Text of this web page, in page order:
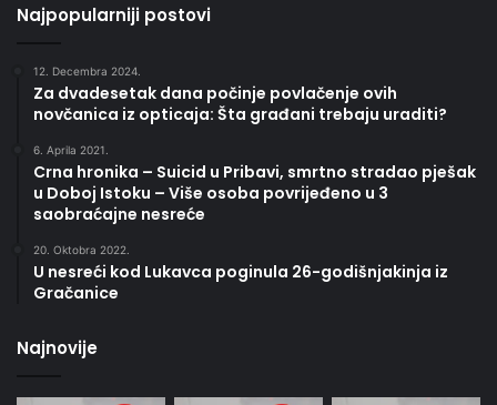
Najpopularniji postovi
12. Decembra 2024.
Za dvadesetak dana počinje povlačenje ovih
novčanica iz opticaja: Šta građani trebaju uraditi?
6. Aprila 2021.
Crna hronika – Suicid u Pribavi, smrtno stradao pješak
u Doboj Istoku – Više osoba povrijeđeno u 3
saobraćajne nesreće
20. Oktobra 2022.
U nesreći kod Lukavca poginula 26-godišnjakinja iz
Gračanice
Najnovije